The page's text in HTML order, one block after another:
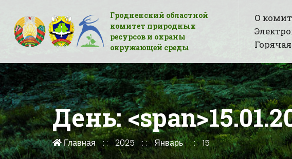
Гродненский областной
комитет природных
ресурсов и охраны
окружающей среды
О
День:
Главная 2025 Январь 15